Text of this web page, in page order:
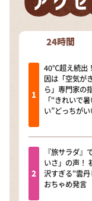
24時間
40℃超え続出
因は「空気が
ら」専門家の
「“きれいで
い”どっちがい
『旅サラダ』
いさ」の声！
沢すぎる“雲
おちゃめ発言